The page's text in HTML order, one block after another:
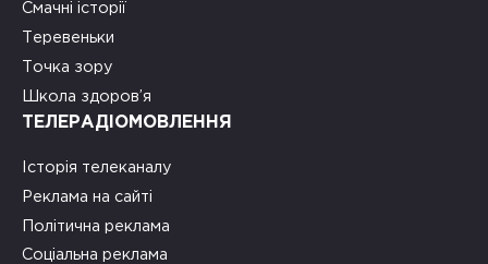
Смачні історії
Теревеньки
Точка зору
Школа здоров’я
ТЕЛЕРАДІОМОВЛЕННЯ
Історія телеканалу
Реклама на сайті
Політична реклама
Соціальна реклама